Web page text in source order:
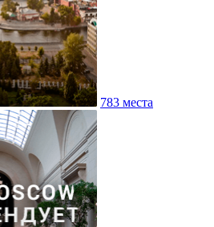
783 места